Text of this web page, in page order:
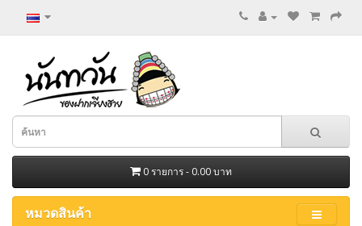
0 รายการ - 0.00 บาท
หมวดสินค้า